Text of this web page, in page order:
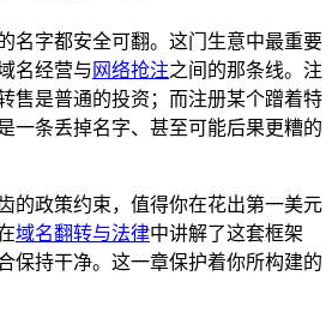
名字都安全可翻。这门生意中最重要
名经营与 网络抢注之间的那条线。注
售是普通的投资；而注册某个蹭着特
一条丢掉名字、甚至可能后果更糟的
的政策约束，值得你在花出第一美元
域名翻转与法律中讲解了这套框架
持干净。这一章保护着你所构建的